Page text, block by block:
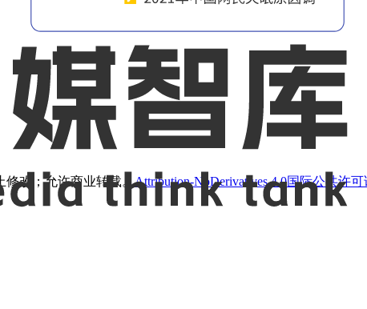
修改；允许商业转载。Attribution-NoDerivatives 4.0国际公共许可